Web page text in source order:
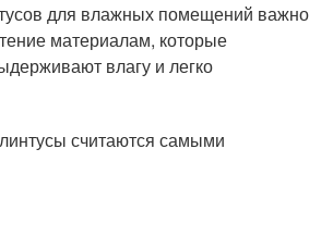
для влажных помещений важно
материалам, которые
влагу и легко
считаются самыми